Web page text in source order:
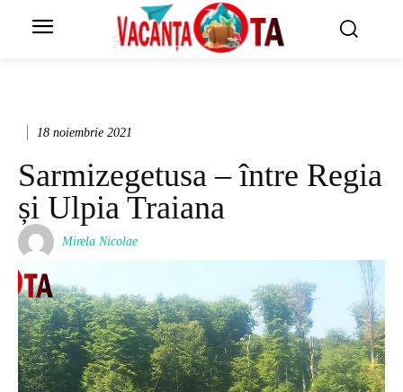
Mirela Nicolae
18 noiembrie 2021
Sarmizegetusa – între Regia
și Ulpia Traiana